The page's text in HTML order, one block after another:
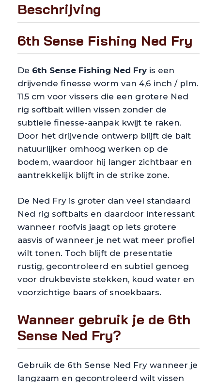
Beschrijving
6th Sense Fishing Ned Fry
De 6th Sense Fishing Ned Fry is een
drijvende finesse worm van 4,6 inch / plm.
11,5 cm voor vissers die een grotere Ned
rig softbait willen vissen zonder de
subtiele finesse-aanpak kwijt te raken.
Door het drijvende ontwerp blijft de bait
natuurlijker omhoog werken op de
bodem, waardoor hij langer zichtbaar en
aantrekkelijk blijft in de strike zone.
De Ned Fry is groter dan veel standaard
Ned rig softbaits en daardoor interessant
wanneer roofvis jaagt op iets grotere
aasvis of wanneer je net wat meer profiel
wilt tonen. Toch blijft de presentatie
rustig, gecontroleerd en subtiel genoeg
voor drukbeviste stekken, koud water en
voorzichtige baars of snoekbaars.
Wanneer gebruik je de 6th
Sense Ned Fry?
Gebruik de 6th Sense Ned Fry wanneer je
langzaam en gecontroleerd wilt vissen